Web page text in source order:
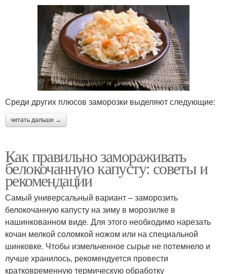
Среди других плюсов заморозки выделяют следующие:
читать дальше →
Как правильно замораживать
белокочанную капусту: советы и
рекомендации
Самый универсальный вариант – заморозить
белокочанную капусту на зиму в морозилке в
нашинкованном виде. Для этого необходимо нарезать
кочан мелкой соломкой ножом или на специальной
шинковке. Чтобы измельченное сырье не потемнело и
лучше хранилось, рекомендуется провести
кратковременную термическую обработку